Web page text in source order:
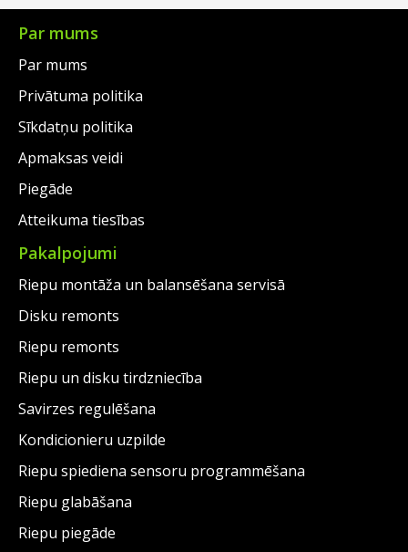
Par mums
Par mums
Privātuma politika
Sīkdatņu politika
Apmaksas veidi
Piegāde
Atteikuma tiesības
Pakalpojumi
Riepu montāža un balansēšana servisā
Disku remonts
Riepu remonts
Riepu un disku tirdzniecība
Savirzes regulēšana
Kondicionieru uzpilde
Riepu spiediena sensoru programmēšana
Riepu glabāšana
Riepu piegāde